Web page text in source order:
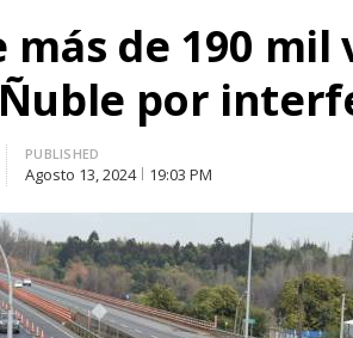
más de 190
por
PUBLISHED
Agosto 13, 2024 19:03 PM